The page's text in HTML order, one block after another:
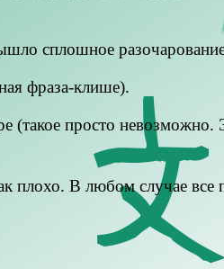
сплошное
фраза-клише).
(такое просто невозможно.
плохо. В любом случае